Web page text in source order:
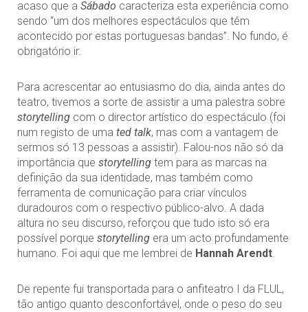
acaso que a Sábado caracteriza esta experiência como
sendo “um dos melhores espectáculos que têm
acontecido por estas portuguesas bandas”. No fundo, é
obrigatório ir.
Para acrescentar ao entusiasmo do dia, ainda antes do
teatro, tivemos a sorte de assistir a uma palestra sobre
storytelling com o director artístico do espectáculo (foi
num registo de uma ted talk, mas com a vantagem de
sermos só 13 pessoas a assistir). Falou-nos não só da
importância que storytelling tem para as marcas na
definição da sua identidade, mas também como
ferramenta de comunicação para criar vínculos
duradouros com o respectivo público-alvo. A dada
altura no seu discurso, reforçou que tudo isto só era
possível porque storytelling era um acto profundamente
humano. Foi aqui que me lembrei de Hannah Arendt.
De repente fui transportada para o anfiteatro I da FLUL,
tão antigo quanto desconfortável, onde o peso do seu